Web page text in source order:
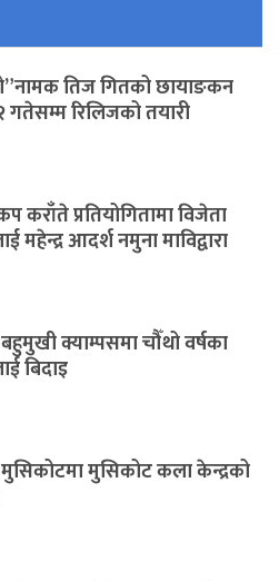
तिज गितको छायाङकन
गतेसम्म रिलिजको तयारी
कराँते प्रतियोगितामा विजेता
महेन्द्र आदर्श नमुना माविद्वारा
क्याम्पसमा चौँथो वर्षका
बिदाइ
मुसिकोट कला केन्द्रको